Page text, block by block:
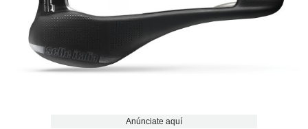
Anúnciate aquí